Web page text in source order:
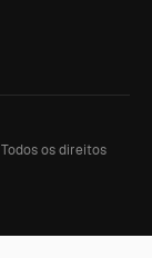
Todos os direitos